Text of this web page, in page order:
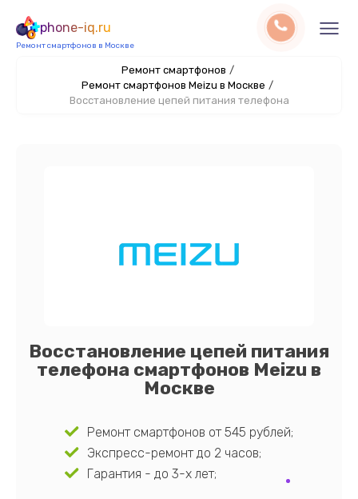
phone-iq.ru
Ремонт смартфонов в Москве
Ремонт смартфонов /
Ремонт смартфонов Meizu в Москве /
Восстановление цепей питания телефона
Восстановление цепей питания
телефона смартфонов Meizu в
Москве
Ремонт смартфонов от 545 рублей;
Экспресс-ремонт до 2 часов;
Гарантия - до 3-х лет;